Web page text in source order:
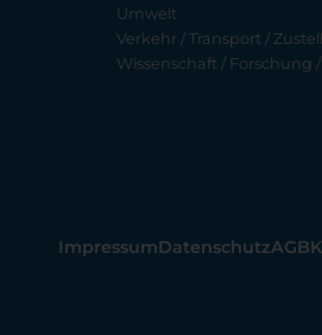
Umwelt
Verkehr / Transport /
Wissenschaft / Forschung
ImpressumDatenschutzAGB